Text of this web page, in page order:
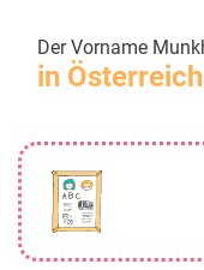
Der Vorname
in Österreich